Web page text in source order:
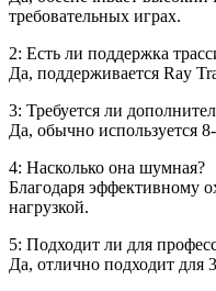
требовательных играх.
2: Есть ли поддержка
Да, поддерживается Ray
3: Требуется ли
Да, обычно используется
4: Насколько она шумная?
Благодаря эффективному
нагрузкой.
5: Подходит ли для
Да, отлично подходит для